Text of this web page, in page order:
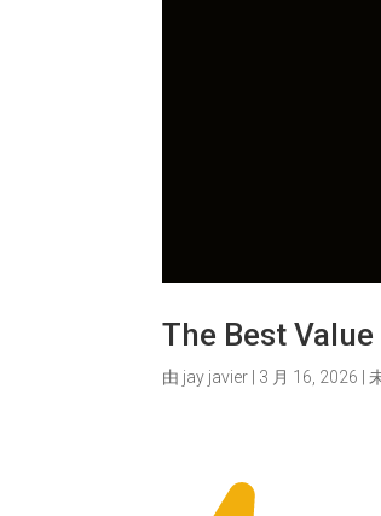
The Best
由 jay javier 3 月 16, 2026